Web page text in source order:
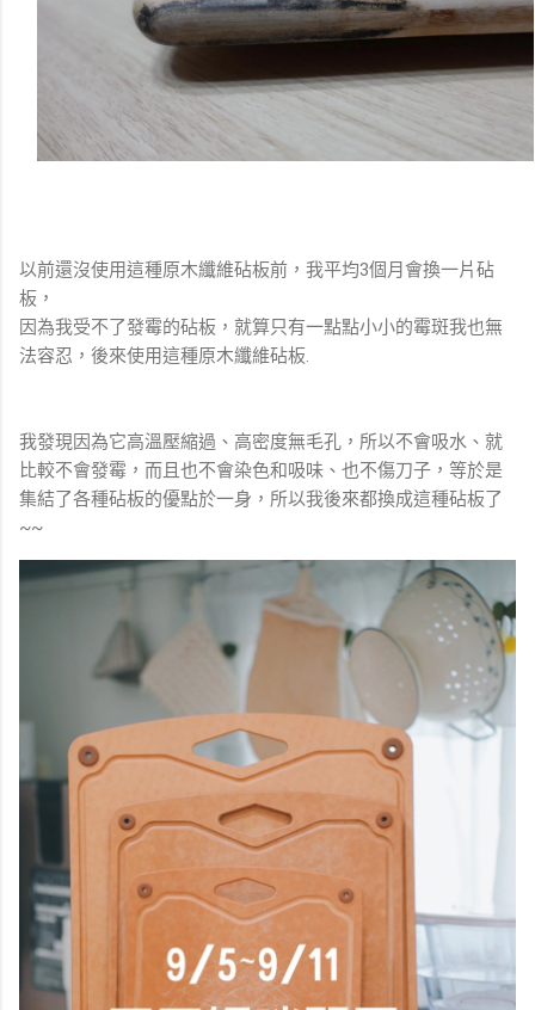
以前還沒使用這種原木纖維砧板前，我平均3個月會換一片砧
板，
因為我受不了發霉的砧板，就算只有一點點小小的霉斑我也無
法容忍，後來使用這種原木纖維砧板.
我發現因為它高溫壓縮過、高密度無毛孔，所以不會吸水、就
比較不會發霉，而且也不會染色和吸味、也不傷刀子，等於是
集結了各種砧板的優點於一身，所以我後來都換成這種砧板了
~~